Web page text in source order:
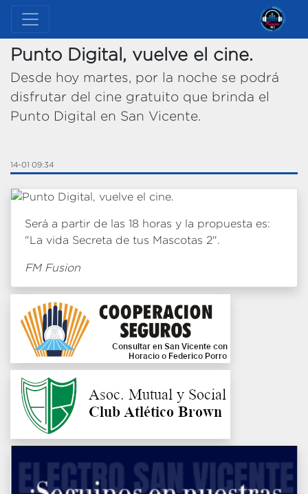
Punto Digital, vuelve el cine.
Desde hoy martes, por la noche se podrá
disfrutar del cine gratuito que brinda el
Punto Digital en San Vicente.
14-01 09:34
Será a partir de las 18 horas y la propuesta es:
"La vida Secreta de tus Mascotas 2".
FM Fusion